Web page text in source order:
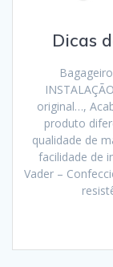
Dicas
original…,
produto
qualidade de
facilidade de
Vader –